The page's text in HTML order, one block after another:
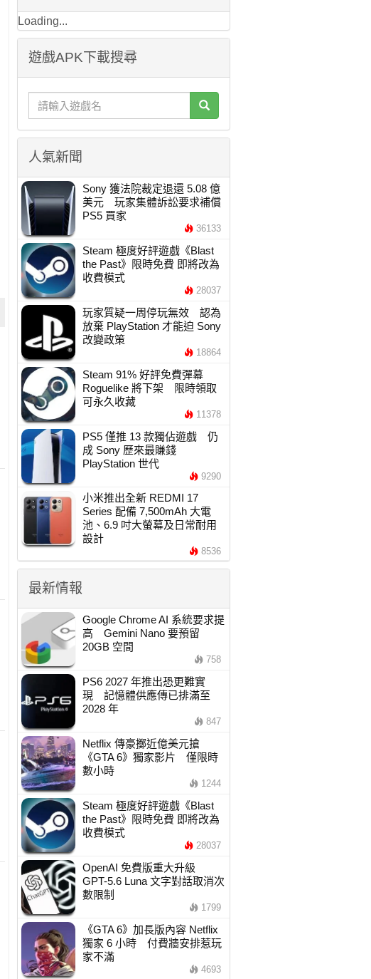
Loading...
遊戲APK下載搜尋
人氣新聞
Sony 獲法院裁定退還 5.08 億
美元 玩家集體訴訟要求補償
PS5 買家
36133
Steam 極度好評遊戲《Blast
the Past》限時免費 即將改為
收費模式
28037
玩家質疑一周停玩無效 認為
放棄 PlayStation 才能迫 Sony
改變政策
18864
Steam 91% 好評免費彈幕
Roguelike 將下架 限時領取
可永久收藏
11378
PS5 僅推 13 款獨佔遊戲 仍
成 Sony 歷來最賺錢
PlayStation 世代
9290
小米推出全新 REDMI 17
Series 配備 7,500mAh 大電
池、6.9 吋大螢幕及日常耐用
設計
8536
最新情報
Google Chrome AI 系統要求提
高 Gemini Nano 要預留
20GB 空間
758
PS6 2027 年推出恐更難實
現 記憶體供應傳已排滿至
2028 年
847
Netflix 傳豪擲近億美元搶
《GTA 6》獨家影片 僅限時
數小時
1244
Steam 極度好評遊戲《Blast
the Past》限時免費 即將改為
收費模式
28037
OpenAI 免費版重大升級
GPT-5.6 Luna 文字對話取消次
數限制
1799
《GTA 6》加長版內容 Netflix
獨家 6 小時 付費牆安排惹玩
家不滿
4693